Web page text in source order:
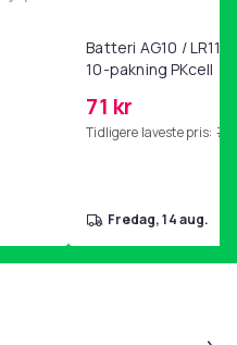
Batteri AG10 /
10-pakning PKcell
71 kr
Tidligere laveste pris: 76
fredag, 14 aug.